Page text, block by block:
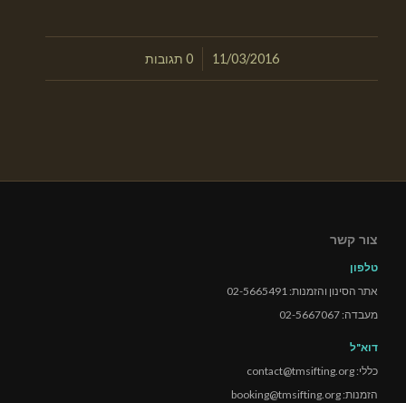
11/03/2016
/ 0 תגובות
צור קשר
טלפון
אתר הסינון והזמנות: 02-5665491
מעבדה: 02-5667067
דוא"ל
כללי: contact@tmsifting.org
הזמנות: booking@tmsifting.org